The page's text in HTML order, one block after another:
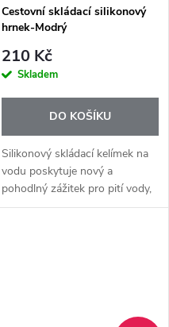
Cestovní skládací silikonový
hrnek-Modrý
210 Kč
Skladem
DO KOŠÍKU
Silikonový skládací kelímek na
vodu poskytuje nový a
pohodlný zážitek pro pití vody,
kávy, ovocných šťáv a dalších